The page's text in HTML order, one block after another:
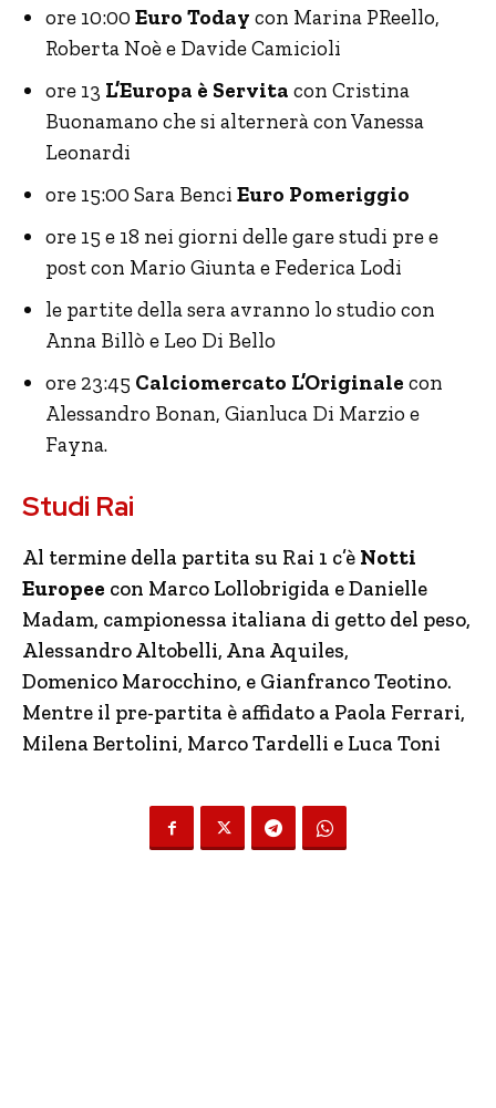
ore 10:00 Euro Today con Marina PReello,
Roberta Noè e Davide Camicioli
ore 13 L’Europa è Servita con Cristina
Buonamano che si alternerà con Vanessa
Leonardi
ore 15:00 Sara Benci Euro Pomeriggio
ore 15 e 18 nei giorni delle gare studi pre e
post con Mario Giunta e Federica Lodi
le partite della sera avranno lo studio con
Anna Billò e Leo Di Bello
ore 23:45 Calciomercato L’Originale con
Alessandro Bonan, Gianluca Di Marzio e
Fayna.
Studi Rai
Al termine della partita su Rai 1 c’è Notti
Europee con Marco Lollobrigida e Danielle
Madam, campionessa italiana di getto del peso,
Alessandro Altobelli, Ana Aquiles,
Domenico Marocchino, e Gianfranco Teotino.
Mentre il pre-partita è affidato a Paola Ferrari,
Milena Bertolini, Marco Tardelli e Luca Toni